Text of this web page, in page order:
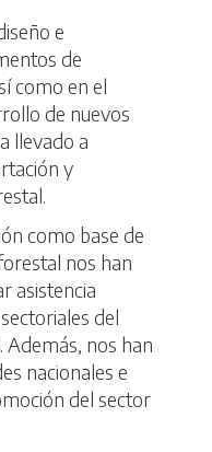
e
de
como en el
de nuevos
llevado a
y
como base de
nos han
asistencia
del
Además, nos han
nacionales e
del sector